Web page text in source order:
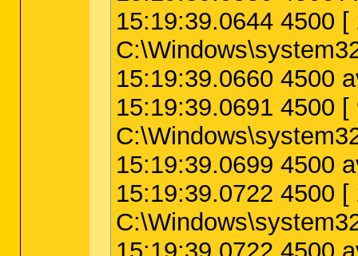
15:19:39.0644 4500
15:19:39.0660 4500
15:19:39.0691 4500
15:19:39.0699 4500
15:19:39.0722 4500